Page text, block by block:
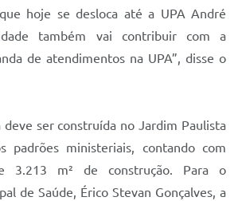
hoje se desloca até a UPA André
também vai contribuir com a
de atendimentos na UPA”, disse o
deve ser construída no Jardim Paulista
padrões ministeriais, contando com
3.213 m² de construção. Para o
de Saúde, Érico Stevan Gonçalves, a